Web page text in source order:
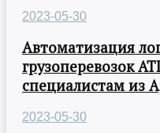
2023-05-30
Автоматизация
грузоперевозок
специалистам из
2023-05-30